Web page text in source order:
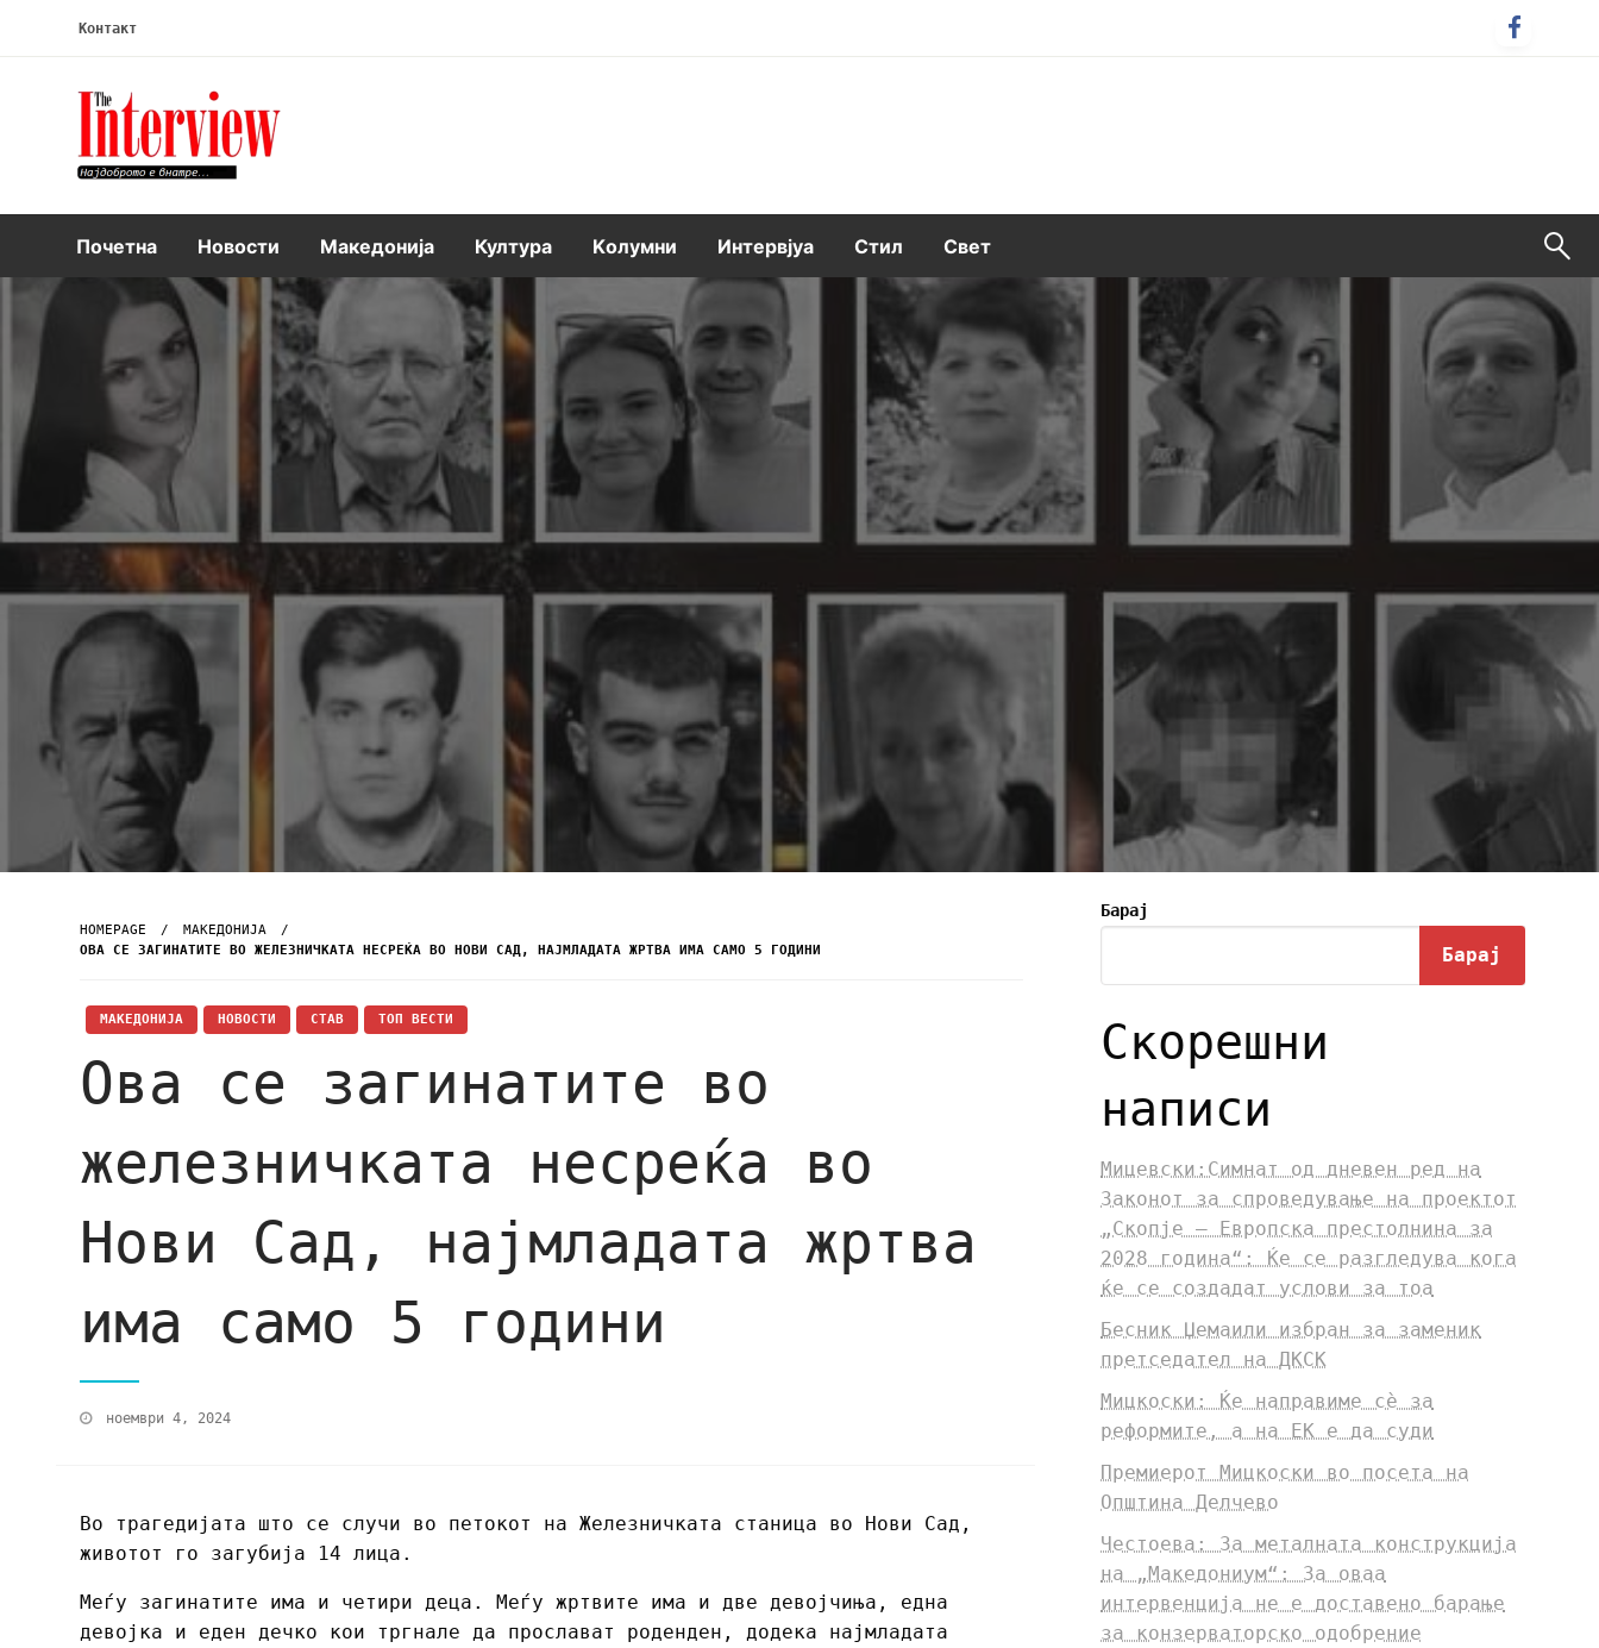
Контакт
Интервју
Почетна Новости Македонија Култура Kолумни Интервјуа Стил Свет
HOMEPAGE
МАКЕДОНИЈА
ОВА СЕ ЗАГИНАТИТЕ ВО ЖЕЛЕЗНИЧКАТА НЕСРЕЌА ВО НОВИ САД, НАЈМЛАДАТА ЖРТВА ИМА САМО 5 ГОДИНИ
МАКЕДОНИЈА НОВОСТИ СТАВ ТОП ВЕСТИ
Ова се загинатите во
железничката несреќа во
Нови Сад, најмладата жртва
има само 5 години
ноември 4, 2024
Во трагедијата што се случи во петокот на Железничката станица во Нови Сад,
животот го загубија 14 лица.
Меѓу загинатите има и четири деца. Меѓу жртвите има и две девојчиња, една
девојка и еден дечко кои тргнале да прослават роденден, додека најмладата
Барај
Барај
Скорешни
написи
Мицевски:Симнат од дневен ред на
Законот за спроведување на проектот
„Скопје – Европска престолнина за
2028 година“: Ќе се разгледува кога
ќе се создадат услови за тоа
Бесник Џемаили избран за заменик
претседател на ДКСК
Мицкоски: Ќе направиме сè за
реформите, а на ЕК е да суди
Премиерот Мицкоски во посета на
Општина Делчево
Честоева: За металната конструкција
на „Македониум“: За оваа
интервенција не е доставено барање
за конзерваторско одобрение